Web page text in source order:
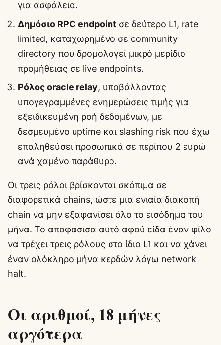
για ασφάλεια.
Δημόσιο RPC endpoint σε δεύτερο L1, rate
limited, καταχωρημένο σε community
directory που δρομολογεί μικρό μερίδιο
προμήθειας σε live endpoints.
Ρόλος oracle relay, υποβάλλοντας
υπογεγραμμένες ενημερώσεις τιμής για
εξειδικευμένη ροή δεδομένων, με
δεσμευμένο uptime και slashing risk που έχω
επαληθεύσει προσωπικά σε περίπου 2 ευρώ
ανά χαμένο παράθυρο.
Οι τρεις ρόλοι βρίσκονται σκόπιμα σε
διαφορετικά chains, ώστε μια ενιαία διακοπή
chain να μην εξαφανίσει όλο το εισόδημα του
μήνα. Το αποφάσισα αυτό αφού είδα έναν φίλο
να τρέχει τρεις ρόλους στο ίδιο L1 και να χάνει
έναν ολόκληρο μήνα κερδών λόγω network
halt.
Οι αριθμοί, 18 μήνες
αργότερα